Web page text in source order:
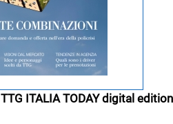
TTG ITALIA TODAY digital edition